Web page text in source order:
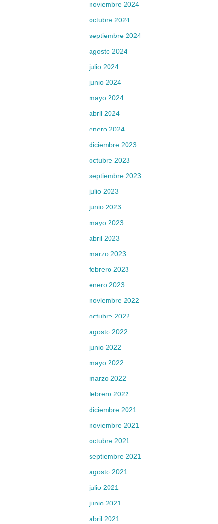
noviembre 2024
octubre 2024
septiembre 2024
agosto 2024
julio 2024
junio 2024
mayo 2024
abril 2024
enero 2024
diciembre 2023
octubre 2023
septiembre 2023
julio 2023
junio 2023
mayo 2023
abril 2023
marzo 2023
febrero 2023
enero 2023
noviembre 2022
octubre 2022
agosto 2022
junio 2022
mayo 2022
marzo 2022
febrero 2022
diciembre 2021
noviembre 2021
octubre 2021
septiembre 2021
agosto 2021
julio 2021
junio 2021
abril 2021